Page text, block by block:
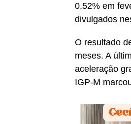
0,52% em
divulgados
O resultado
meses. A
aceleração
IGP-M